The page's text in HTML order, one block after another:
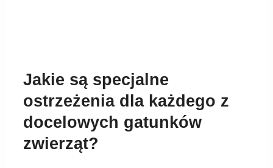
Jakie są specjalne
ostrzeżenia dla każdego z
docelowych gatunków
zwierząt?